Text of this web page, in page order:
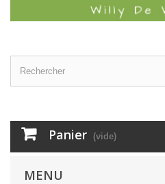
Panier (vide)
MENU